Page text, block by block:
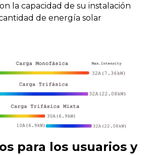
la capacidad de su instalación
de energía solar
para los usuarios y